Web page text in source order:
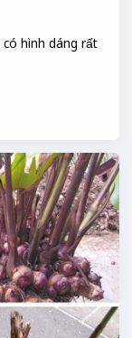
có hình dáng rất